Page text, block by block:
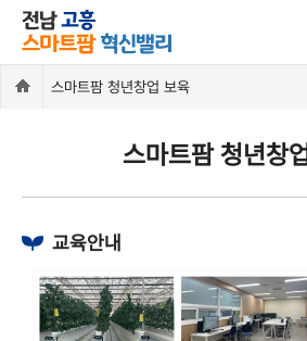
주메뉴 바로가기
본문 바로가기
스마트팜 청년창업 보육
스마트팜 청년창
교육안내